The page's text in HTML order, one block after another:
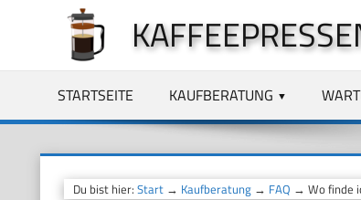
springen
STARTSEITE KAUFBERATUNG
Du bist hier: Start→ Kaufberatung→ FAQ → Wo finde